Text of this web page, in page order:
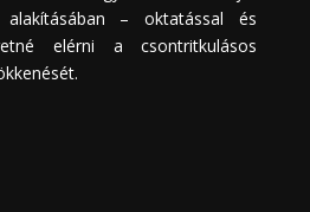
alakításában – oktatással és
elérni a csontritkulásos